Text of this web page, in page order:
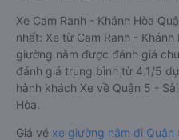
Xe Cam Ranh - Khánh Hòa
nhất: Xe từ Cam Ranh -
giường nằm được đánh giá
đánh giá trung bình từ 4.1/5
hành khách Xe về Quận 5 -
Hòa.
Giá vé xe giường nằm đi Quận